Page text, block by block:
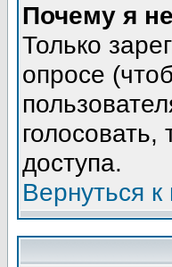
Почему я
Только
опросе
доступа.
Вернуться к